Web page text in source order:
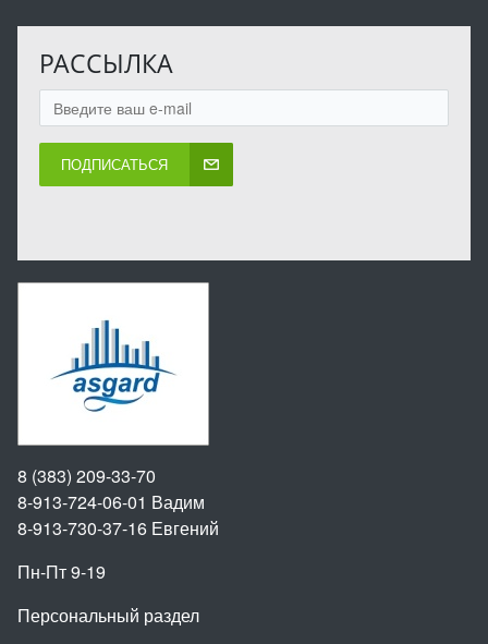
РАССЫЛКА
ПОДПИСАТЬСЯ
8 (383) 209-33-70
8-913-724-06-01 Вадим
8-913-730-37-16 Евгений
Пн-Пт 9-19
Персональный раздел